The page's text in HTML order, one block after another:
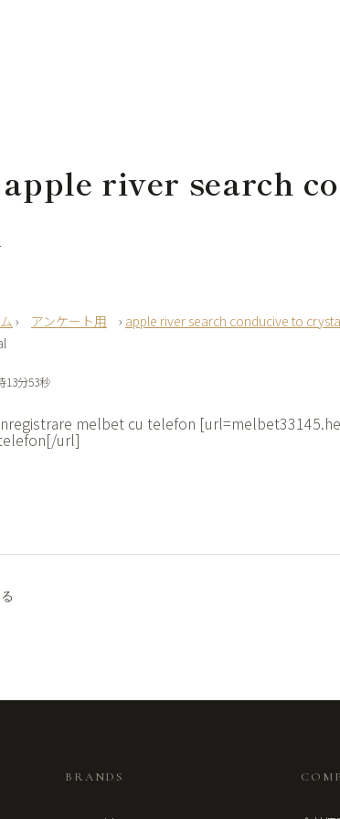
apple river search
› アンケート用 › apple river search conducive to
13分53秒
melbet cu telefon
url]
BRANDS